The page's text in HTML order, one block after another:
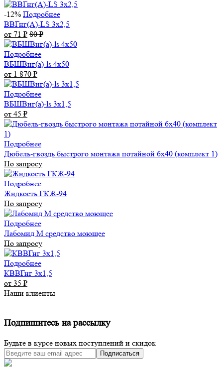
-12% Подробнее
ВВГнг(А)-LS 3х2,5
от 71 ₽ 80₽
Подробнее
ВБШВнг(а)-ls 4x50
от 1 870 ₽
Подробнее
ВБШВнг(а)-ls 3х1,5
от 45 ₽
Подробнее
Дюбель-гвоздь быстрого монтажа потайной 6х40 (комплект 1)
По запросу
Подробнее
Жидкость ГКЖ-94
По запросу
Подробнее
Лабомид М средство моющее
По запросу
Подробнее
КВВГнг 3х1,5
от 35 ₽
Наши клиенты
Подпишитесь на рассылку
Будьте в курсе новых поступлений и скидок
Подписаться